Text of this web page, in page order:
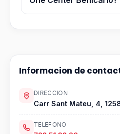
Informacion de
DIRECCION
Carr Sant Mateu, 4,
TELEFONO